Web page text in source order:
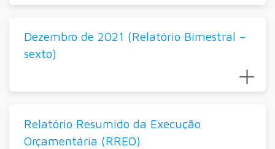
Dezembro de 2021 (Relatório Bimestral –
sexto)
Relatório Resumido da Execução
Orçamentária (RREO)